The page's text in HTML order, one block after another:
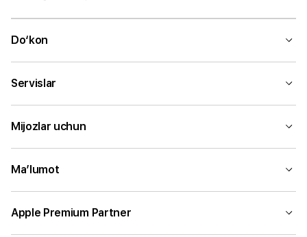
Do‘kon
Servislar
Mijozlar uchun
Ma’lumot
Apple Premium Partner